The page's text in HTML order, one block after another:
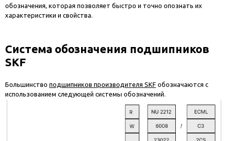
обозначения, которая позволяет быстро и точно опознать их
характеристики и свойства.
Система обозначения подшипников
SKF
Большинство подшипников производителя SKF обозначаются с
использованием следующей системы обозначений.